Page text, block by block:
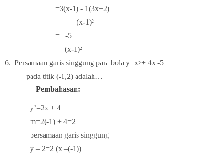
3(x-1) - 1(3x+2)
1)²
-5
(x-1)²
Persamaan garis singgung para bola y=x2+ 4x -5
titik (-1,2) adalah…
Pembahasan:
y’=2x + 4
m=2(-1) + 4=2
persamaan garis singgung
y – 2=2 (x –(-1))